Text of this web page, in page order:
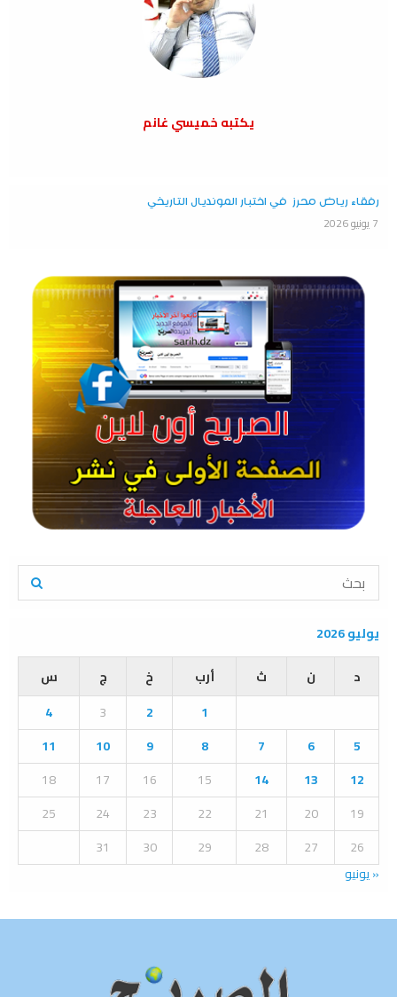
يكتبه خميسي غانم
رفقاء رياض محرز في اختبار المونديال التاريخي
7 يونيو 2026
S
r
c
o
E
A
R
C
H
يوليو 2026
د
ن ث أرب خ ج
س
1
2
3
4
5
6
7
8
9
10
11
12
13
14
15
16
17
18
19
20
21
22
23
24
25
26
27
28
29
30
31
« يونيو